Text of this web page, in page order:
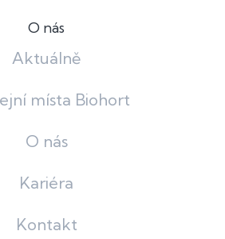
O nás
Aktuálně
místa Biohort
O nás
Kariéra
Kontakt